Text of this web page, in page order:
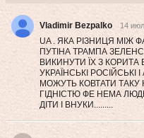
Vladimir Bezpalko 14
UA . ЯКА РІЗНИЦЯ МІЖ
ПУТІНА ТРАМПА
ВИКИНУТИ ЇХ З
УКРАЇНСЬКІ РОСІЙСЬКІ
МОЖУТЬ КОВТАТИ
ГІДНІСТЮ ФЕ НЕМА
ДІТИ І ВНУКИ.........